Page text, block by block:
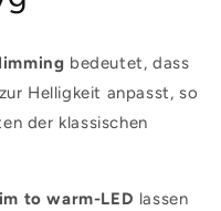
bedeutet, dass
Helligkeit anpasst, so
der klassischen
to warm-LED lassen